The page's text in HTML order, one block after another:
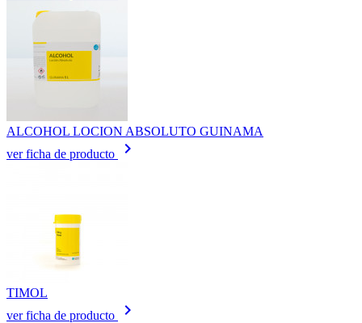
ALCOHOL LOCION ABSOLUTO GUINAMA
ver ficha de producto
keyboard_arrow_right
TIMOL
ver ficha de producto
keyboard_arrow_right